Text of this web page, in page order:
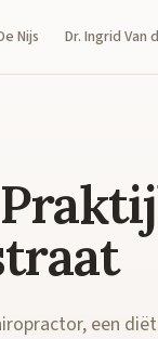
Nijs Dr. Ingrid Van
een